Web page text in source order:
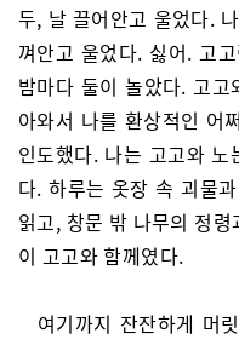
두, 날 끌어안고 울었다.
껴안고 울었다. 싫어. 고
밤마다 둘이 놀았다. 고
아와서 나를 환상적인 어
인도했다. 나는 고고와
다. 하루는 옷장 속 괴물
읽고, 창문 밖 나무의 정
이 고고와 함께였다.
여기까지 잔잔하게 머